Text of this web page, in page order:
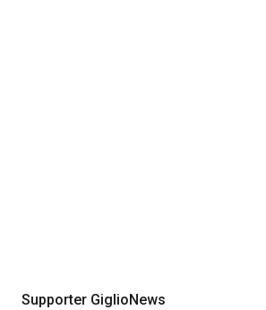
Supporter GiglioNews